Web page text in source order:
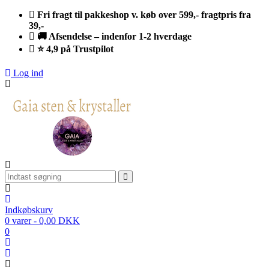
Fri fragt til pakkeshop v. køb over 599,- fragtpris fra
39,-
🚚 Afsendelse – indenfor 1-2 hverdage
⭐ 4,9 på Trustpilot
Log ind
Indkøbskurv
0 varer - 0,00 DKK
0